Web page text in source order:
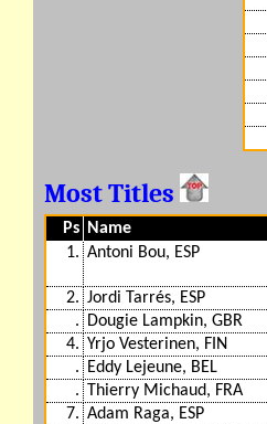
Most Titles
Ps Name
1. Antoni Bou, ESP
2. Jordi Tarrés, ESP
.
Dougie Lampkin, GBR
4. Yrjo Vesterinen, FIN
.
Eddy Lejeune, BEL
. Thierry Michaud, FRA
7. Adam Raga, ESP